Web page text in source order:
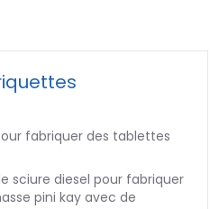
fabriquer des tablettes
sciure diesel pour fabriquer
pini kay avec de